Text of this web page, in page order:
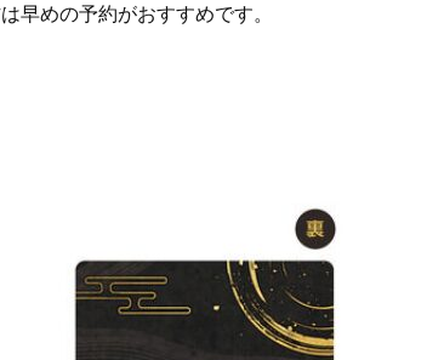
早めの予約がおすすめです。